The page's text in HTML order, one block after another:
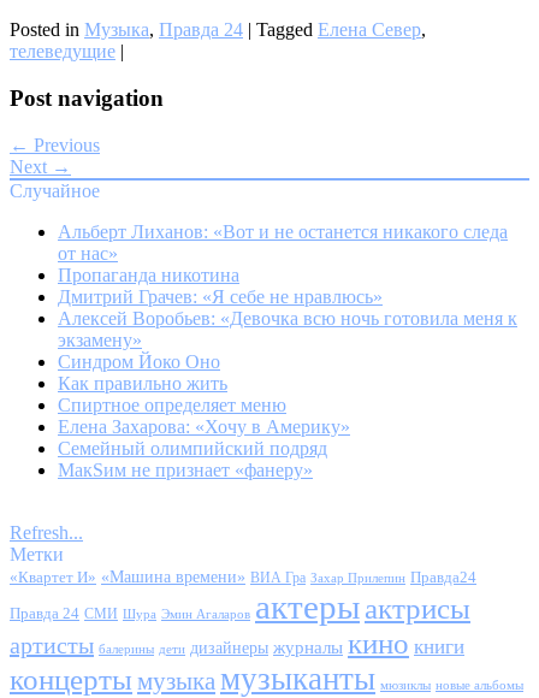
Posted in Музыка, Правда 24 | Tagged Елена Север,
телеведущие |
Post navigation
← Previous
Next →
Случайное
Альберт Лиханов: «Вот и не останется никакого следа
от нас»
Пропаганда никотина
Дмитрий Грачев: «Я себе не нравлюсь»
Алексей Воробьев: «Девочка всю ночь готовила меня к
экзамену»
Синдром Йоко Оно
Как правильно жить
Спиртное определяет меню
Елена Захарова: «Хочу в Америку»
Семейный олимпийский подряд
МакSим не признает «фанеру»
Refresh...
Метки
«Квартет И» «Машина времени» ВИА Гра Захар Прилепин Правда24
Правда 24 СМИ Шура Эмин Агаларов актерыактрисы
артисты балерины дети дизайнеры журналы кино книги
концерты музыка музыканты мюзиклы новые альбомы